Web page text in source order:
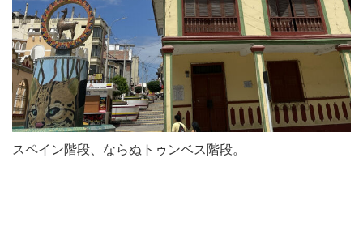
スペイン階段、ならぬトゥンベス階段。